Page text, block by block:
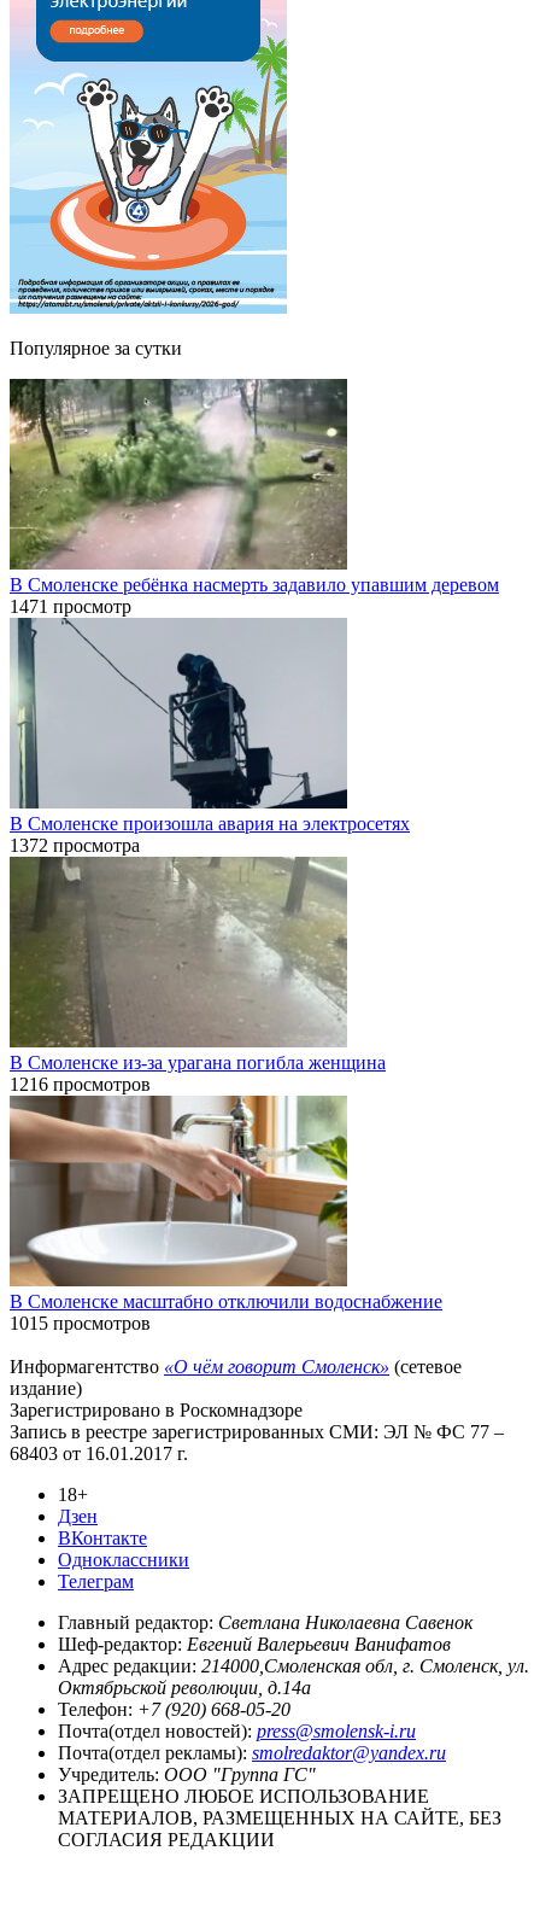
Популярное за сутки
В Смоленске ребёнка насмерть задавило упавшим деревом
1471 просмотр
В Смоленске произошла авария на электросетях
1372 просмотра
В Смоленске из-за урагана погибла женщина
1216 просмотров
В Смоленске масштабно отключили водоснабжение
1015 просмотров
Информагентство «О чём говорит Смоленск» (сетевое
издание)
Зарегистрировано в Роскомнадзоре
Запись в реестре зарегистрированных СМИ: ЭЛ № ФС 77 –
68403 от 16.01.2017 г.
18+
Дзен
ВКонтакте
Одноклассники
Телеграм
Главный редактор: Светлана Николаевна Савенок
Шеф-редактор: Евгений Валерьевич Ванифатов
Адрес редакции: 214000,Смоленская обл, г. Смоленск, ул.
Октябрьской революции, д.14а
Телефон: +7 (920) 668-05-20
Почта(отдел новостей): press@smolensk-i.ru
Почта(отдел рекламы): smolredaktor@yandex.ru
Учредитель: ООО "Группа ГС"
ЗАПРЕЩЕНО ЛЮБОЕ ИСПОЛЬЗОВАНИЕ
МАТЕРИАЛОВ, РАЗМЕЩЕННЫХ НА САЙТЕ, БЕЗ
СОГЛАСИЯ РЕДАКЦИИ